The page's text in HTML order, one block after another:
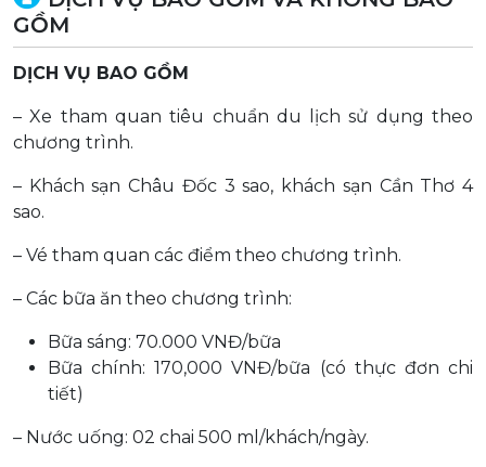
GỒM
DỊCH VỤ BAO GỒM
– Xe tham quan tiêu chuẩn du lịch sử dụng theo
chương trình.
– Khách sạn Châu Đốc 3 sao, khách sạn Cần Thơ 4
sao.
– Vé tham quan các điểm theo chương trình.
– Các bữa ăn theo chương trình:
Bữa sáng: 70.000 VNĐ/bữa
Bữa chính: 170,000 VNĐ/bữa (có thực đơn chi
tiết)
– Nước uống: 02 chai 500 ml/khách/ngày.